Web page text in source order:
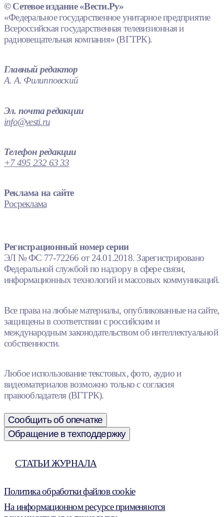
© Сетевое издание «Вести.Ру»
«Федеральное государственное унитарное предприятие
Всероссийская государственная телевизионная и
радиовещательная компания» (ВГТРК).
Главный редактор
А. А. Филипповский
Эл. почта редакции
info@vesti.ru
Телефон редакции
+7 495 232 63 33
Реклама на сайте
Росреклама
Регистрационный номер серии
ЭЛ № ФС 77-72266 от 24.01.2018. Зарегистрировано
Федеральной службой по надзору в сфере связи,
информационных технологий и массовых коммуникаций.
Все права на любые материалы, опубликованные на сайте,
защищены в соответствии с российским и
международным законодательством об интеллектуальной
собственности.
Любое использование текстовых, фото, аудио и
видеоматериалов возможно только с согласия
правообладателя (ВГТРК).
Сообщить об опечатке
Обращение в техподдержку
СТАТЬИ ЖУРНАЛА
Политика обработки файлов cookie
На информационном ресурсе применяются